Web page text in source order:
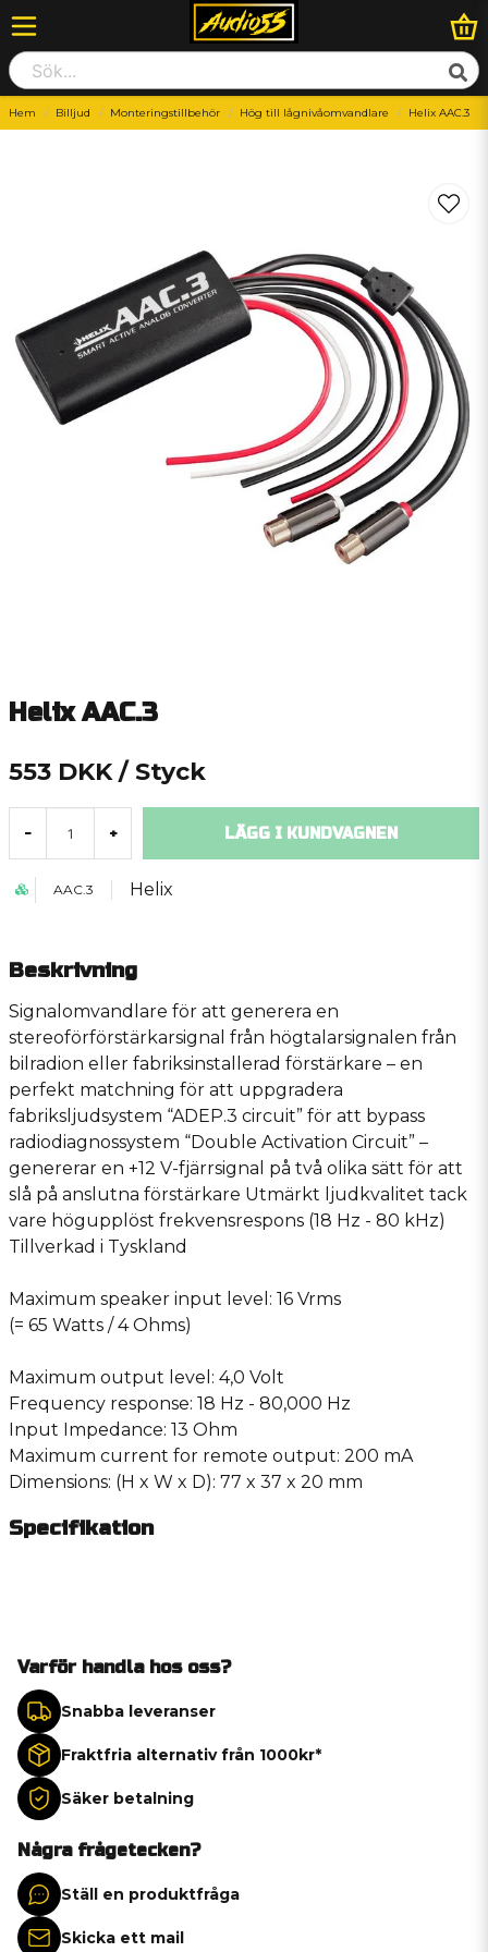
Hem Billjud Monteringstillbehör Hög till lågnivåomvandlare Helix AAC.3
Helix AAC.3
553 DKK / Styck
- + LÄGG I KUNDVAGNEN
AAC.3 Helix
Beskrivning
Signalomvandlare för att generera en
stereoförförstärkarsignal från högtalarsignalen från
bilradion eller fabriksinstallerad förstärkare – en
perfekt matchning för att uppgradera
fabriksljudsystem “ADEP.3 circuit” för att bypass
radiodiagnossystem “Double Activation Circuit” –
genererar en +12 V-fjärrsignal på två olika sätt för att
slå på anslutna förstärkare Utmärkt ljudkvalitet tack
vare högupplöst frekvensrespons (18 Hz - 80 kHz)
Tillverkad i Tyskland
Maximum speaker input level: 16 Vrms
(= 65 Watts / 4 Ohms)
Maximum output level: 4,0 Volt
Frequency response: 18 Hz - 80,000 Hz
Input Impedance: 13 Ohm
Maximum current for remote output: 200 mA
Dimensions: (H x W x D): 77 x 37 x 20 mm
Specifikation
Varför handla hos oss?
Snabba leveranser
Fraktfria alternativ från 1000kr*
Säker betalning
Några frågetecken?
Ställ en produktfråga
Skicka ett mail